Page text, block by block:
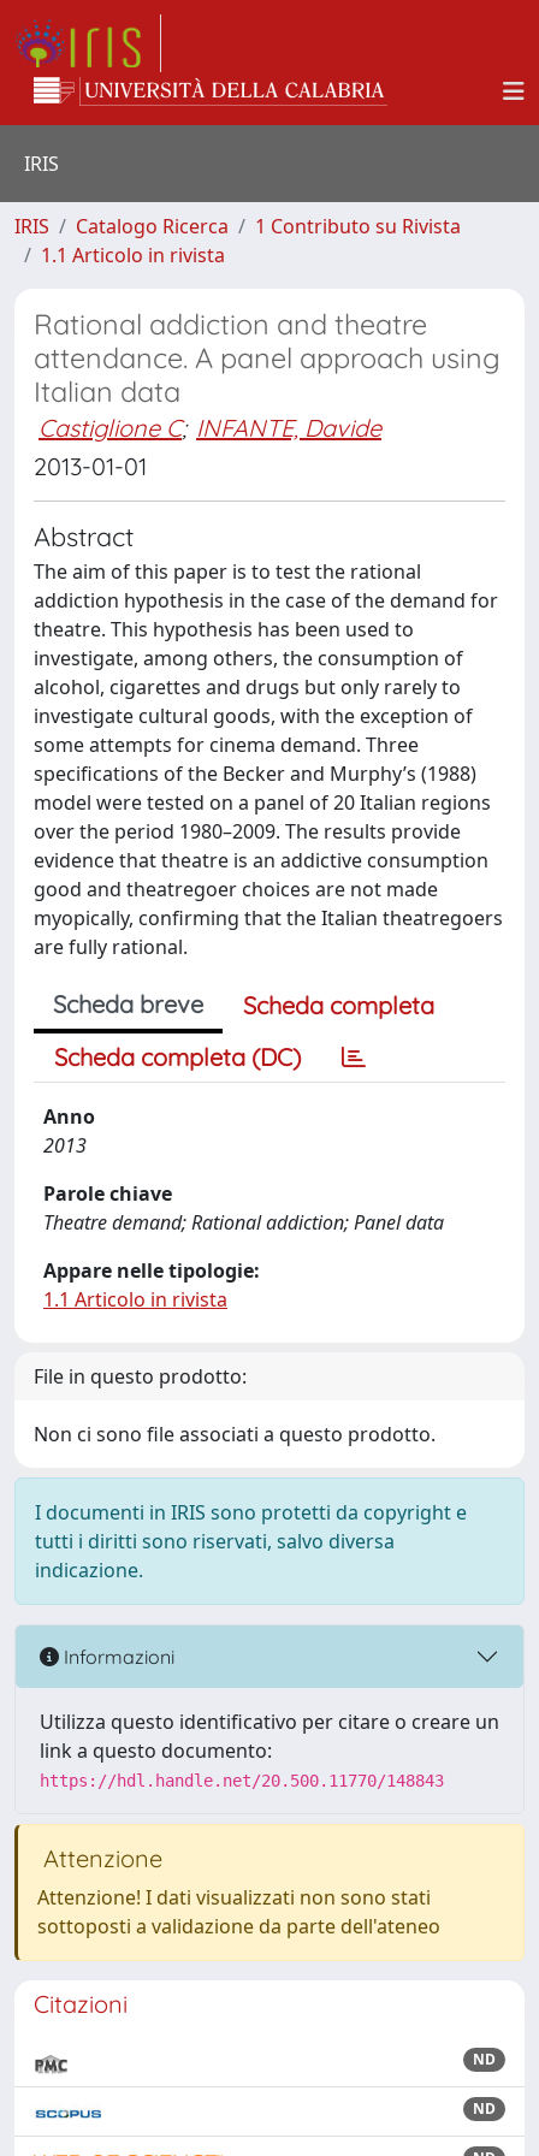
IRIS
IRIS Catalogo Ricerca
1 Contributo su Rivista
1.1 Articolo in rivista
Rational addiction and theatre
attendance. A panel approach using
Italian data
Castiglione C; INFANTE, Davide
2013-01-01
Abstract
The aim of this paper is to test the rational
addiction hypothesis in the case of the demand for
theatre. This hypothesis has been used to
investigate, among others, the consumption of
alcohol, cigarettes and drugs but only rarely to
investigate cultural goods, with the exception of
some attempts for cinema demand. Three
specifications of the Becker and Murphy’s (1988)
model were tested on a panel of 20 Italian regions
over the period 1980–2009. The results provide
evidence that theatre is an addictive consumption
good and theatregoer choices are not made
myopically, confirming that the Italian theatregoers
are fully rational.
Scheda breve
Scheda completa
Scheda completa (DC)
Anno
2013
Parole chiave
Theatre demand; Rational addiction; Panel data
Appare nelle tipologie:
1.1 Articolo in rivista
File in questo prodotto:
Non ci sono file associati a questo prodotto.
I documenti in IRIS sono protetti da copyright e
tutti i diritti sono riservati, salvo diversa
indicazione.
Informazioni
Utilizza questo identificativo per citare o creare un
link a questo documento:
https://hdl.handle.net/20.500.11770/148843
Attenzione
Attenzione! I dati visualizzati non sono stati
sottoposti a validazione da parte dell'ateneo
Citazioni
ND
ND